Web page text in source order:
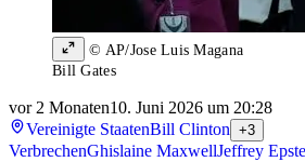
© AP/Jose Luis Magana
Bill Gates
vor 2 Monaten10. Juni 2026 um 20:28
Vereinigte StaatenBill Clinton +3
VerbrechenGhislaine MaxwellJeffrey